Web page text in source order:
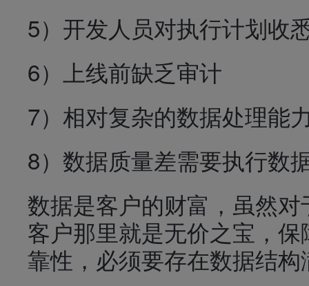
5）开发人员对执行计划收
6）上线前缺乏审计
7）相对复杂的数据处理能
8）数据质量差需要执行数
数据是客户的财富，虽然
客户那里就是无价之宝，
靠性，必须要存在数据结